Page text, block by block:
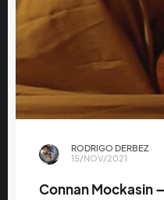
RODRIGO DERBEZ
15/NOV/2021
Connan Mockasin